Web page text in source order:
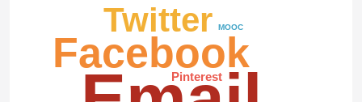
Facebook
Twitter
Pinterest
MOOC